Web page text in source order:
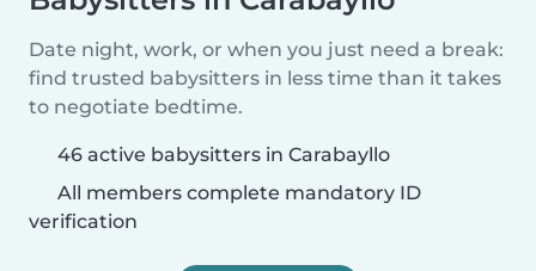
Date night, work, or when you just need a break:
find trusted babysitters in less time than it takes
to negotiate bedtime.
46 active babysitters in Carabayllo
All members complete mandatory ID
verification